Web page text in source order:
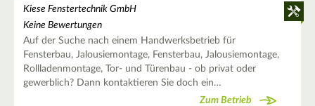
Kiese Fenstertechnik GmbH
Keine Bewertungen
Auf der Suche nach einem Handwerksbetrieb für
Fensterbau, Jalousiemontage, Fensterbau, Jalousiemontage,
Rollladenmontage, Tor- und Türenbau - ob privat oder
gewerblich? Dann kontaktieren Sie doch ein…
Zum Betrieb